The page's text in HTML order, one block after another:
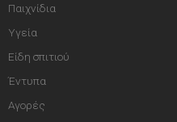
Παιχνίδια
Υγεία
Είδη σπιτιού
Έντυπα
Αγορές